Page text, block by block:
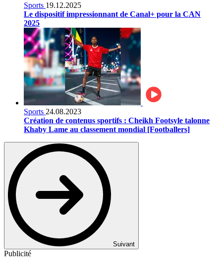
Sports 19.12.2025
Le dispositif impressionnant de Canal+ pour la CAN
2025
Sports 24.08.2023
Création de contenus sportifs : Cheikh Footsyle talonne
Khaby Lame au classement mondial [Footballers]
Suivant
Publicité